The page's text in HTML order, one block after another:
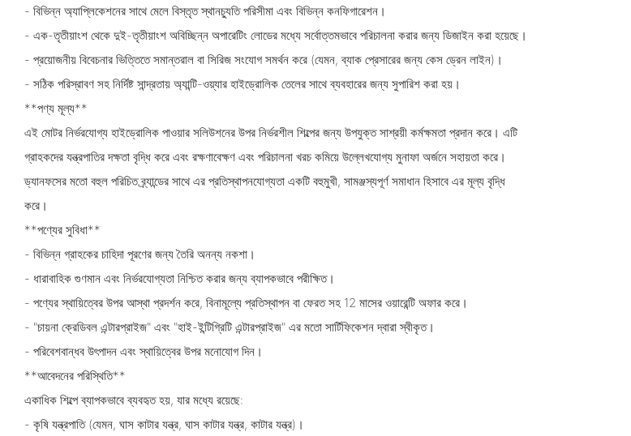
- বিভিন্ন অ্যাপ্লিকেশনের সাথে মেলে বিস্তৃত স্থানচ্যুতি পরিসীমা এবং বিভিন্ন কনফিগারেশন।
- এক-তৃতীয়াংশ থেকে দুই-তৃতীয়াংশ অবিচ্ছিন্ন অপারেটিং লোডের মধ্যে সর্বোত্তমভাবে পরিচালনা করার জন্য ডিজাইন করা হয়েছে।
- প্রয়োজনীয় বিবেচনার ভিত্তিতে সমান্তরাল বা সিরিজ সংযোগ সমর্থন করে (যেমন, ব্যাক প্রেসারের জন্য কেস ড্রেন লাইন)।
- সঠিক পরিস্রাবণ সহ নির্দিষ্ট সান্দ্রতায় অ্যান্টি-ওয়্যার হাইড্রোলিক তেলের সাথে ব্যবহারের জন্য সুপারিশ করা হয়।
**পণ্য মূল্য**
এই মোটর নির্ভরযোগ্য হাইড্রোলিক পাওয়ার সলিউশনের উপর নির্ভরশীল শিল্পের জন্য উপযুক্ত সাশ্রয়ী কর্মক্ষমতা প্রদান করে। এটি
গ্রাহকদের যন্ত্রপাতির দক্ষতা বৃদ্ধি করে এবং রক্ষণাবেক্ষণ এবং পরিচালনা খরচ কমিয়ে উল্লেখযোগ্য মুনাফা অর্জনে সহায়তা করে।
ড্যানফসের মতো বহুল পরিচিত ব্র্যান্ডের সাথে এর প্রতিস্থাপনযোগ্যতা একটি বহুমুখী, সামঞ্জস্যপূর্ণ সমাধান হিসাবে এর মূল্য বৃদ্ধি
করে।
**পণ্যের সুবিধা**
- বিভিন্ন গ্রাহকের চাহিদা পূরণের জন্য তৈরি অনন্য নকশা।
- ধারাবাহিক গুণমান এবং নির্ভরযোগ্যতা নিশ্চিত করার জন্য ব্যাপকভাবে পরীক্ষিত।
- পণ্যের স্থায়িত্বের উপর আস্থা প্রদর্শন করে, বিনামূল্যে প্রতিস্থাপন বা ফেরত সহ 12 মাসের ওয়ারেন্টি অফার করে।
- "চায়না ক্রেডিবল এন্টারপ্রাইজ" এবং "হাই-ইন্টিগ্রিটি এন্টারপ্রাইজ" এর মতো সার্টিফিকেশন দ্বারা স্বীকৃত।
- পরিবেশবান্ধব উৎপাদন এবং স্থায়িত্বের উপর মনোযোগ দিন।
**আবেদনের পরিস্থিতি**
একাধিক শিল্পে ব্যাপকভাবে ব্যবহৃত হয়, যার মধ্যে রয়েছে:
- কৃষি যন্ত্রপাতি (যেমন, ঘাস কাটার যন্ত্র, ঘাস কাটার যন্ত্র, কাটার যন্ত্র)।